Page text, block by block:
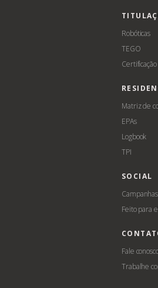
Robóticas
TEGO
Certificação
Matriz de
EPAs
Logbook
TPI
SOCIAL
Feito para
Fale
Trabalhe